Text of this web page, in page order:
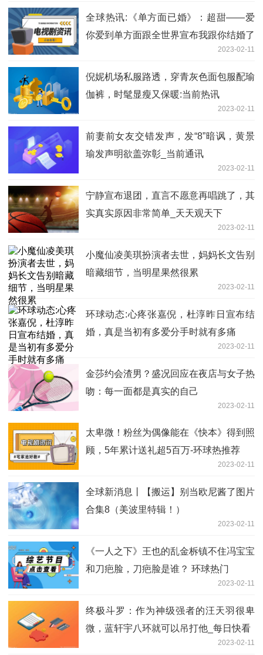
全球热讯:《单方面已婚》：超甜——爱
你爱到单方面跟全世界宣布我跟你结婚了
2023-02-11
倪妮机场私服路透，穿青灰色面包服配瑜
伽裤，时髦显瘦又保暖:当前热讯
2023-02-11
前妻前女友交错发声，发“8”暗讽，黄景
瑜发声明欲盖弥彰_当前通讯
2023-02-11
宁静宣布退团，直言不愿意再唱跳了，其
实真实原因非常简单_天天观天下
2023-02-11
小魔仙凌美琪扮演者去世，妈妈长文告别
暗藏细节，当明星果然很累
2023-02-11
环球动态:心疼张嘉倪，杜淳昨日宣布结
婚，真是当初有多爱分手时就有多痛
2023-02-11
金莎约会渣男？盛况回应在夜店与女子热
吻：每一面都是真实的自己
2023-02-11
太卑微！粉丝为偶像能在《快本》得到照
顾，5年累计送礼超5百万-环球热推荐
2023-02-11
全球新消息丨【搬运】别当欧尼酱了图片
合集8（美波里特辑！）
2023-02-11
《一人之下》王也的乱金柝镇不住冯宝宝
和刀疤脸，刀疤脸是谁？ 环球热门
2023-02-11
终极斗罗：作为神级强者的汪天羽很卑
微，蓝轩宇八环就可以吊打他_每日快看
2023-02-11